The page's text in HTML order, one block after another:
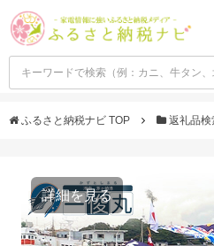
ふるさと納税ナビ TOP 返礼品検
詳細を見る